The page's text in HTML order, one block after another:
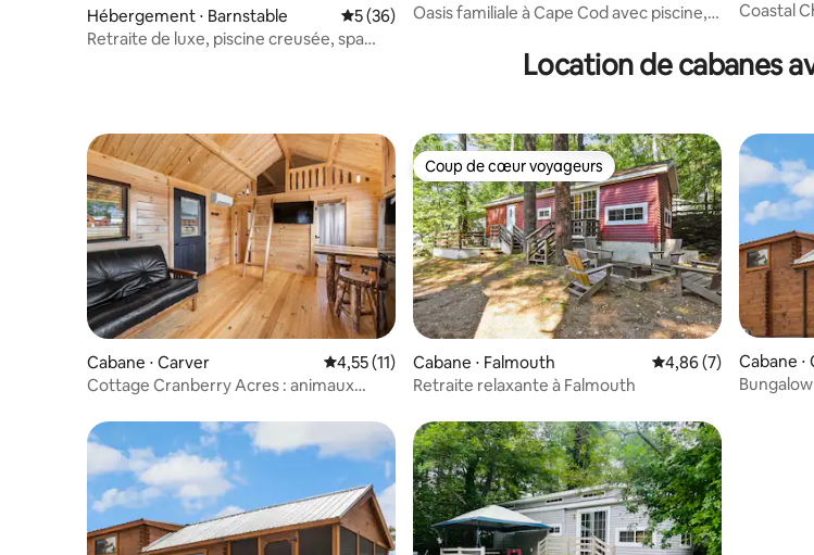
Hébergement ⋅ Barnstable Évaluation moyenne sur la base de 36 commentaires : 5 sur 5
5 (36)
Retraite de luxe, piscine creusée, spa
Oasis familiale à Cape Cod avec piscine,
Coastal
Location de cabanes
Cabane ⋅ Carver Évaluation moyenne sur la base de 11 commentaires : 4,55 sur 5
4,55 (11)
Cottage Cranberry Acres : animaux
Coup de cœur voyageurs
Coup de cœur voyageurs
Cabane ⋅ Falmouth Évaluation moyenne
4,86 (7)
Retraite relaxante à Falmouth
Cabane ⋅